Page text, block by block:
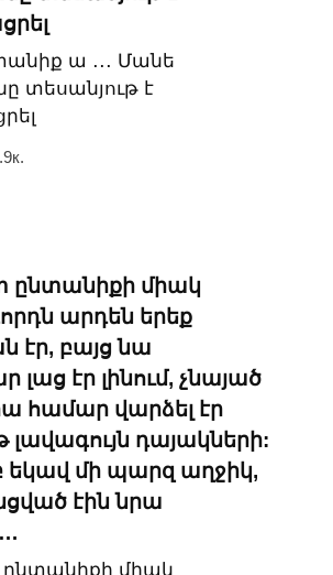
ա ․․․ Մանե
տեսանյութ է
ընտանիքի միակ
արդեն երեք
էր, բայց նա
էր լինում, չնայած
համար վարձել էր
լավագույն դայակների:
եկավ մի պարզ աղջիկ,
էին նրա
միակ